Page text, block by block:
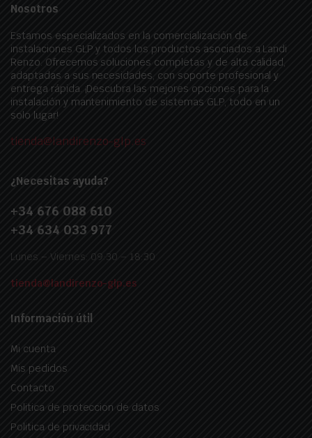
Nosotros
Estamos especializados en la comercialización de
instalaciones GLP y todos los productos asociados a Landi
Renzo. Ofrecemos soluciones completas y de alta calidad,
adaptadas a sus necesidades, con soporte profesional y
entrega rápida. ¡Descubra las mejores opciones para la
instalación y mantenimiento de sistemas GLP, todo en un
solo lugar!
tienda@landirenzo-glp.es
¿Necesitas ayuda?
+34 676 088 610
+34 634 033 977
Lunes – Viernes: 09:30 – 18:30
tienda@landirenzo-glp.es
Información útil
Mi cuenta
Mis pedidos
Contacto
Politica de proteccion de datos
Politica de privacidad